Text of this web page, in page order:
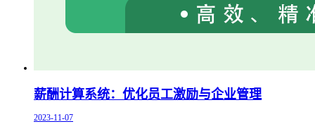
薪酬计算系统：优化员工激励与企业管理
2023-11-07